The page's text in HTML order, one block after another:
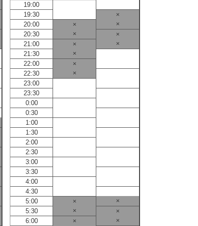
19:00
19:30
×
20:00
×
×
20:30
×
×
21:00
×
×
21:30
×
22:00
×
22:30
×
23:00
23:30
0:00
0:30
1:00
1:30
2:00
2:30
3:00
3:30
4:00
4:30
5:00
×
×
5:30
×
×
6:00
×
×